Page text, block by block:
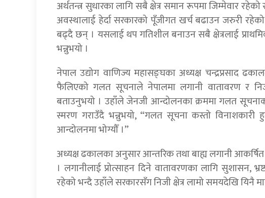
अर्थतन्त्र सुधारका लागि सबै क्षेत्र समान रूपमा जिम्मेवार
अवस्थालाई हेर्दा सरकारको पूँजीगत खर्च बढाउन जरुरी रहेको
बढ्दै छन् । यसलाई थप गतिशील बनाउन सबै क्षेत्रलाई
भन्नुभयो ।
नेपाल उद्योग वाणिज्य महासङ्घका अध्यक्ष चन्द्रप्रसाद
फैलिएको गलत सूचनाले नेपालमा लगानी वातावरण र
बताउनुभयो । उहाँले जेनजी आन्दोलनका क्रममा गलत सूचनाका
स्मरण गराउँदै भन्नुभयो, “गलत सूचना कस्तो
आन्दोलनमा भोग्यौँ ।”
अध्यक्ष ढकालका अनुसार आन्तरिक तथा बाह्य लगानी आकर्षित
। लगानीलाई प्रोत्साहन दिने वातावरणका लागि सुशासन,
रहेको भन्दै उहाँले सरकारसँग निजी क्षेत्र लामो समयदेखि यिनै